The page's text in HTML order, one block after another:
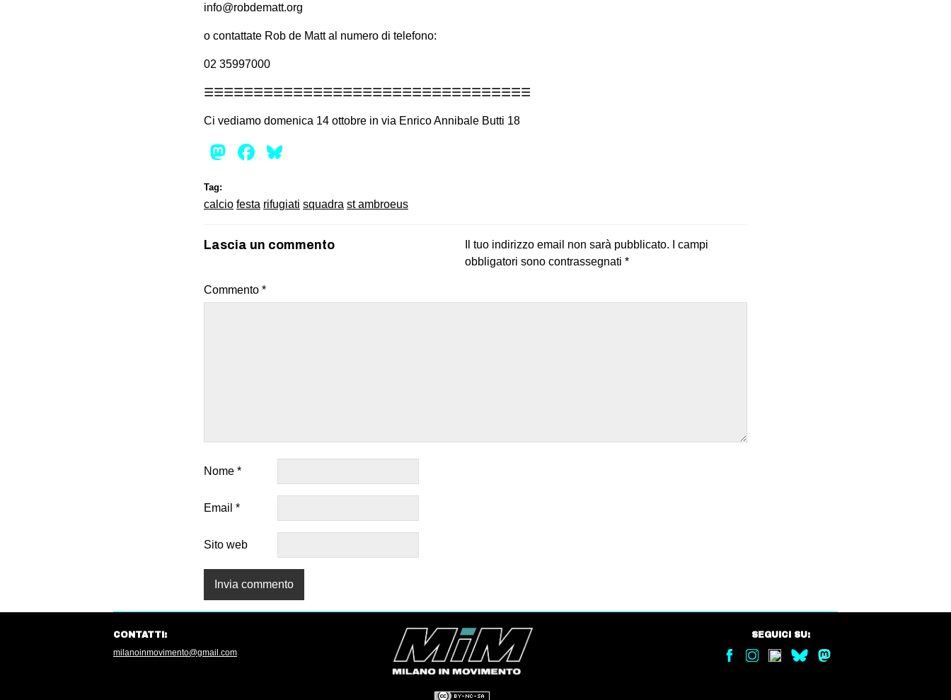
info@robdematt.org
o contattate Rob de Matt al numero di telefono:
02 35997000
☰☰☰☰☰☰☰☰☰☰☰☰☰☰☰☰☰☰☰☰☰☰☰☰☰☰☰☰☰☰☰☰☰
Ci vediamo domenica 14 ottobre in via Enrico Annibale Butti 18
Mastodon
Facebook
Tag:
calcio festa rifugiati squadra st ambroeus
Lascia un commento Il tuo indirizzo email non sarà pubblicato.
I campi
obbligatori sono contrassegnati *
Commento *
Nome *
Email *
Sito web
CONTATTI:
milanoinmovimento@gmail.com
SEGUICI SU: